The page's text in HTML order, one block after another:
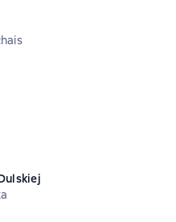
0 на основе 0 оценок
5 на основе 1 оценок